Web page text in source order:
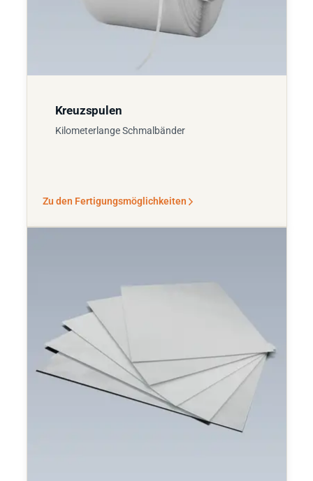
Kreuzspulen
Kilometerlange Schmalbänder
Zu den Fertigungsmöglichkeiten